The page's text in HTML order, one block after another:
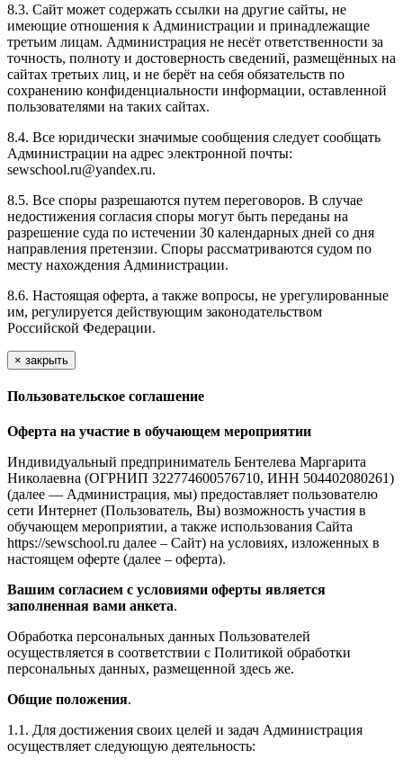
8.3. Сайт может содержать ссылки на другие сайты, не
имеющие отношения к Администрации и принадлежащие
третьим лицам. Администрация не несёт ответственности за
точность, полноту и достоверность сведений, размещённых на
сайтах третьих лиц, и не берёт на себя обязательств по
сохранению конфиденциальности информации, оставленной
пользователями на таких сайтах.
8.4. Все юридически значимые сообщения следует сообщать
Администрации на адрес электронной почты:
sewschool.ru@yandex.ru.
8.5. Все споры разрешаются путем переговоров. В случае
недостижения согласия споры могут быть переданы на
разрешение суда по истечении 30 календарных дней со дня
направления претензии. Споры рассматриваются судом по
месту нахождения Администрации.
8.6. Настоящая оферта, а также вопросы, не урегулированные
им, регулируется действующим законодательством
Российской Федерации.
× закрыть
Пользовательское соглашение
Оферта на участие в обучающем мероприятии
Индивидуальный предприниматель Бентелева Маргарита
Николаевна (ОГРНИП 322774600576710, ИНН 504402080261)
(далее — Администрация, мы) предоставляет пользователю
сети Интернет (Пользователь, Вы) возможность участия в
обучающем мероприятии, а также использования Сайта
https://sewschool.ru далее – Сайт) на условиях, изложенных в
настоящем оферте (далее – оферта).
Вашим согласием с условиями оферты является
заполненная вами анкета.
Обработка персональных данных Пользователей
осуществляется в соответствии с Политикой обработки
персональных данных, размещенной здесь же.
Общие положения.
1.1. Для достижения своих целей и задач Администрация
осуществляет следующую деятельность: